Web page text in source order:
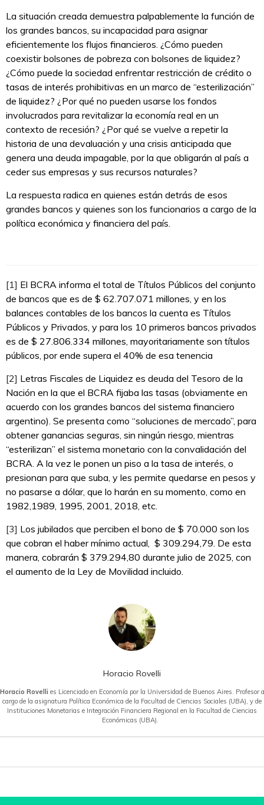
La situación creada demuestra palpablemente la función de
los grandes bancos, su incapacidad para asignar
eficientemente los flujos financieros. ¿Cómo pueden
coexistir bolsones de pobreza con bolsones de liquidez?
¿Cómo puede la sociedad enfrentar restricción de crédito o
tasas de interés prohibitivas en un marco de “esterilización”
de liquidez? ¿Por qué no pueden usarse los fondos
involucrados para revitalizar la economía real en un
contexto de recesión? ¿Por qué se vuelve a repetir la
historia de una devaluación y una crisis anticipada que
genera una deuda impagable, por la que obligarán al país a
ceder sus empresas y sus recursos naturales?
La respuesta radica en quienes están detrás de esos
grandes bancos y quienes son los funcionarios a cargo de la
política económica y financiera del país.
[1] El BCRA informa el total de Títulos Públicos del conjunto
de bancos que es de $ 62.707.071 millones, y en los
balances contables de los bancos la cuenta es Títulos
Públicos y Privados, y para los 10 primeros bancos privados
es de $ 27.806.334 millones, mayoritariamente son títulos
públicos, por ende supera el 40% de esa tenencia
[2] Letras Fiscales de Liquidez es deuda del Tesoro de la
Nación en la que el BCRA fijaba las tasas (obviamente en
acuerdo con los grandes bancos del sistema financiero
argentino). Se presenta como “soluciones de mercado”, para
obtener ganancias seguras, sin ningún riesgo, mientras
“esterilizan” el sistema monetario con la convalidación del
BCRA. A la vez le ponen un piso a la tasa de interés, o
presionan para que suba, y les permite quedarse en pesos y
no pasarse a dólar, que lo harán en su momento, como en
1982,1989, 1995, 2001, 2018, etc.
[3] Los jubilados que perciben el bono de $ 70.000 son los
que cobran el haber mínimo actual, $ 309.294,79. De esta
manera, cobrarán $ 379.294,80 durante julio de 2025, con
el aumento de la Ley de Movilidad incluido.
Horacio Rovelli
Horacio Rovelli es Licenciado en Economía por la Universidad de Buenos Aires. Profesor a
cargo de la asignatura Política Económica de la Facultad de Ciencias Sociales (UBA), y de
Instituciones Monetarias e Integración Financiera Regional en la Facultad de Ciencias
Económicas (UBA).